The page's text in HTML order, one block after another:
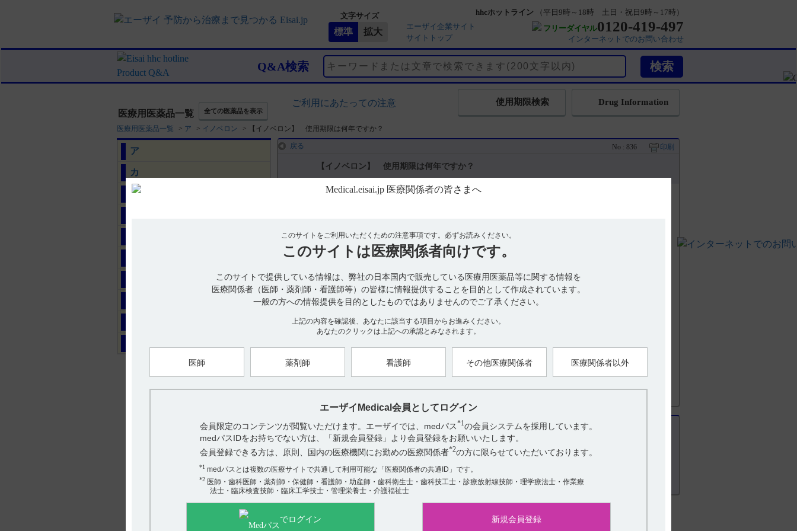
文字サイズ
エーザイ企業サイト
サイトトップ
hhcホットライン
（平日9時～18時 土日・祝日9時～17時）
フリーダイヤル0120-419-497
インターネットでのお問い合わせ
Q&A検索
医療用医薬品一覧 全ての医薬品を表示
ご利用にあたっての注意 Drug Information
使用期限検索
医療用医薬品一覧 > ア > イノベロン > 【イノベロン】 使用期限は何年ですか？
ア
カ
サ
このサイトをご利用いただくための注意事項です。 必ずお読みください。
このサイトは 医療関係者向けです。
このサイトで提供している情報は、弊社の日本国内で販売している医療用医薬品等に関する情報を
医療関係者（医師・薬剤師・看護師等）の皆様に情報提供することを目的として作成されています。
一般の方への情報提供を目的としたものではありませんのでご了承ください。
上記の内容を確認後、あなたに該当する項目からお進みください。
あなたのクリックは上記への承認とみなされます。
医師 薬剤師 看護師 その他医療関係者 医療関係者以外
エーザイMedical会員としてログイン
会員限定のコンテンツが閲覧いただけます。エーザイでは、medパス*1 の会員システムを採用しています。
medパスIDをお持ちでない方は、「新規会員登録」より会員登録をお願いいたします。
会員登録できる方は、原則、国内の医療機関にお勤めの医療関係者*2の方に限らせていただいております。
*1medパスとは複数の医療サイトで共通して利用可能な「医療関係者の共通ID」です。
*2医師・歯科医師・薬剤師・保健師・看護師・助産師・歯科衛生士・歯科技工士・診療放射線技師・理学療法士・作業療
法士・臨床検査技師・臨床工学技士・管理栄養士・介護福祉士
でログイン 新規会員登録
戻る No : 836 印刷
【イノベロン】 使用期限は何年ですか？
※お手元のエーザイ製品の製造番号から使用期限を検索できます。
使用期限検索サイトはこちら
お探しの情報が見つからない場合やご不明な点は、hhcホットライン（0120-419-497）までお問い合わせ下さ
い。
【引用】
1）イノベロン錠100mg・錠200mg電子添文 2022年11月改訂（第2版） 有効期間
【更新年月】
アンケート:ご意見をお聞かせください
役に立った